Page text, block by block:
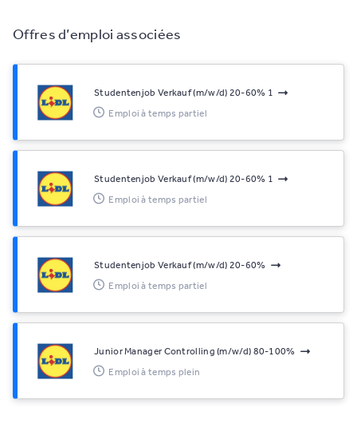
Offres d’emploi associées
Studentenjob Verkauf (m/w/d) 20-60% 1
Emploi à temps partiel
Studentenjob Verkauf (m/w/d) 20-60% 1
Emploi à temps partiel
Studentenjob Verkauf (m/w/d) 20-60%
Emploi à temps partiel
Junior Manager Controlling (m/w/d) 80-100%
Emploi à temps plein